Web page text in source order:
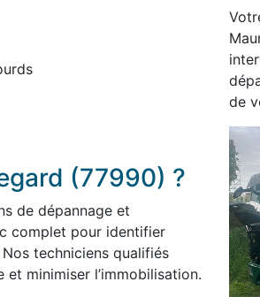
(77990) ?
de dépannage et
complet pour identifier
techniciens qualifiés
minimiser l’immobilisation.
de